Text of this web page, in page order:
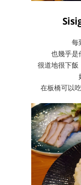
每
也幾乎是
很道地很下飯
在板橋可以